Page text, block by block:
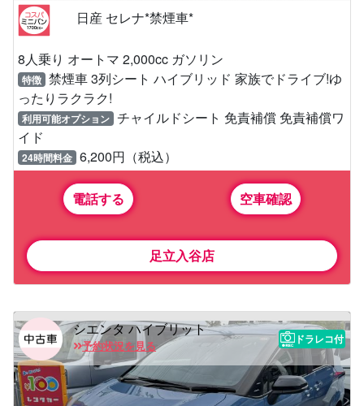
日産 セレナ*禁煙車*
8人乗り オートマ 2,000cc ガソリン
特徴 禁煙車 3列シート ハイブリッド 家族でドライブ!ゆ
ったりラクラク!
利用可能オプション チャイルドシート 免責補償 免責補償ワ
イド
24時間料金 6,200円（税込）
電話する 空車確認
足立入谷店
シエンタ ハイブリット
予約状況を見る
ドラレコ付